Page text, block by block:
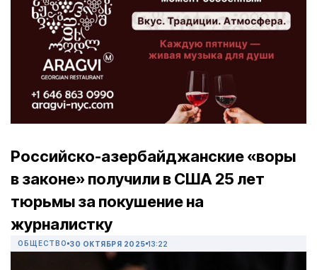
Российско-азербайджанские «воры
в законе» получили в США 25 лет
тюрьмы за покушение на
журналистку
ОБЩЕСТВО 30 ОКТЯБРЯ 2025 13:22